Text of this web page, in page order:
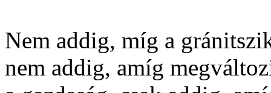
Nem addig, míg a
nem addig, amíg